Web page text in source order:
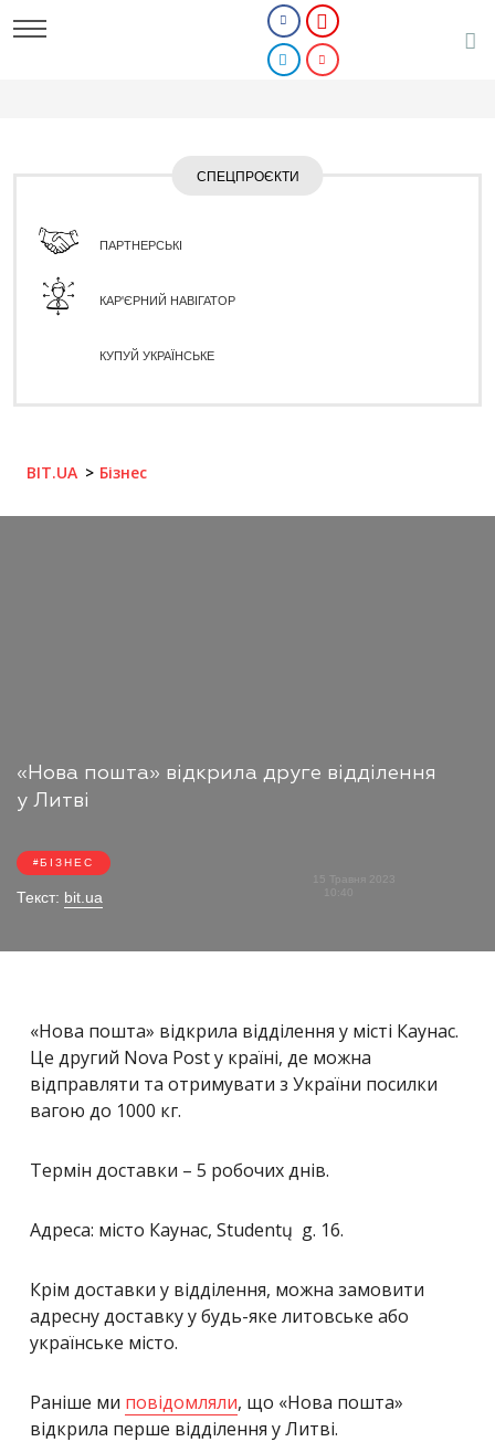
СПЕЦПРОЄКТИ
ПАРТНЕРСЬКІ
КАР'ЄРНИЙ НАВІГАТОР
КУПУЙ УКРАЇНСЬКЕ
BIT.UA Бізнес
«Нова пошта» відкрила друге відділення
у Литві
БІЗНЕС
Текст: bit.ua
«Нова пошта» відкрила відділення у місті Каунас.
Це другий Nova Post у країні, де можна
відправляти та отримувати з України посилки
вагою до 1000 кг.
Термін доставки – 5 робочих днів.
Адреса: місто Каунас, Studentų g. 16.
Крім доставки у відділення, можна замовити
адресну доставку у будь-яке литовське або
українське місто.
Раніше ми повідомляли, що «Нова пошта»
відкрила перше відділення у Литві.